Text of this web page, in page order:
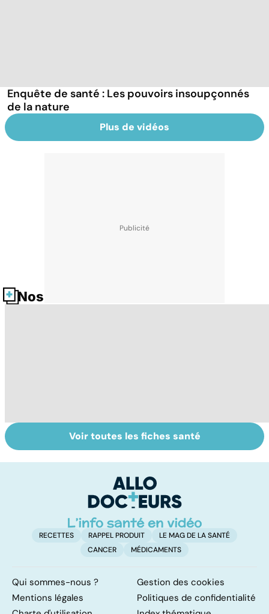
Enquête de santé : Les pouvoirs insoupçonnés
de la nature
Plus de vidéos
Nos fiches santé
pulmonaire : un
Mediator® : les
cardiologues en
Voir toutes les fiches santé
RECETTES RAPPEL PRODUIT
LE MAG DE LA SANTÉ
CANCER
MÉDICAMENTS
Qui sommes-nous ?
Gestion des cookies
Mentions légales
Politiques de confidentialité